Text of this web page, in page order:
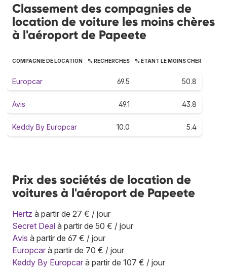
Classement des compagnies de
location de voiture les moins chères
à l'aéroport de Papeete
COMPAGNIE DE LOCATION % RECHERCHES % ÉTANT LE MOINS CHER
Europcar 69.5 50.8
Avis 49.1 43.8
Keddy By Europcar 10.0 5.4
Prix des sociétés de location de
voitures à l'aéroport de Papeete
Hertz à partir de 27 € / jour
Secret Deal à partir de 50 € / jour
Avis à partir de 67 € / jour
Europcar à partir de 70 € / jour
Keddy By Europcar à partir de 107 € / jour